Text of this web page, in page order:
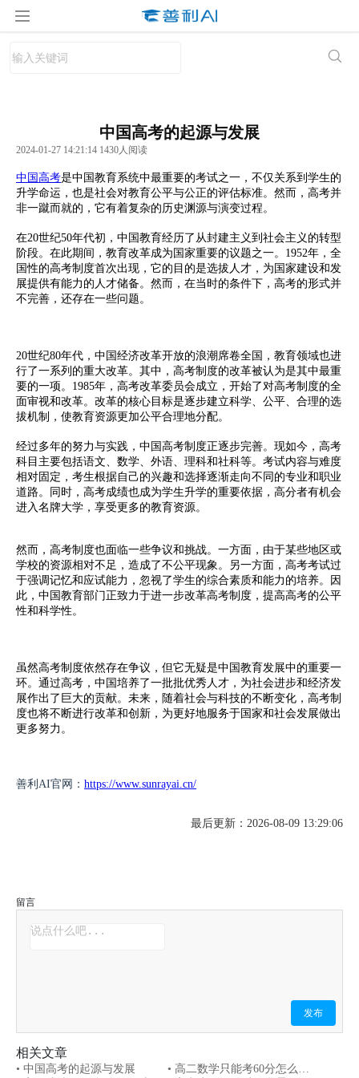
中国高考的起源与发展
2024-01-27 14:21:14 1430人阅读
中国高考是中国教育系统中最重要的考试之一，不仅关系到学生的
升学命运，也是社会对教育公平与公正的评估标准。然而，高考并
非一蹴而就的，它有着复杂的历史渊源与演变过程。
在20世纪50年代初，中国教育经历了从封建主义到社会主义的转型
阶段。在此期间，教育改革成为国家重要的议题之一。1952年，全
国性的高考制度首次出现，它的目的是选拔人才，为国家建设和发
展提供有能力的人才储备。然而，在当时的条件下，高考的形式并
不完善，还存在一些问题。
20世纪80年代，中国经济改革开放的浪潮席卷全国，教育领域也进
行了一系列的重大改革。其中，高考制度的改革被认为是其中最重
要的一项。1985年，高考改革委员会成立，开始了对高考制度的全
面审视和改革。改革的核心目标是逐步建立科学、公平、合理的选
拔机制，使教育资源更加公平合理地分配。
经过多年的努力与实践，中国高考制度正逐步完善。现如今，高考
科目主要包括语文、数学、外语、理科和社科等。考试内容与难度
相对固定，考生根据自己的兴趣和选择逐渐走向不同的专业和职业
道路。同时，高考成绩也成为学生升学的重要依据，高分者有机会
进入名牌大学，享受更多的教育资源。
然而，高考制度也面临一些争议和挑战。一方面，由于某些地区或
学校的资源相对不足，造成了不公平现象。另一方面，高考考试过
于强调记忆和应试能力，忽视了学生的综合素质和能力的培养。因
此，中国教育部门正致力于进一步改革高考制度，提高高考的公平
性和科学性。
虽然高考制度依然存在争议，但它无疑是中国教育发展中的重要一
环。通过高考，中国培养了一批批优秀人才，为社会进步和经济发
展作出了巨大的贡献。未来，随着社会与科技的不断变化，高考制
度也将不断进行改革和创新，为更好地服务于国家和社会发展做出
更多努力。
善利AI官网： https://www.sunrayai.cn/
最后更新：2026-08-09 13:29:06
留言
发布
相关文章
• 中国高考的起源与发展
• 高二数学只能考60分怎么提